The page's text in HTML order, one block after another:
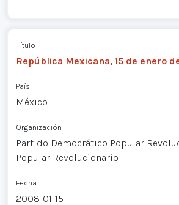
Título
República Mexicana, 15 de enero
País
México
Organización
Partido Democrático Popular
Popular Revolucionario
Fecha
2008-01-15